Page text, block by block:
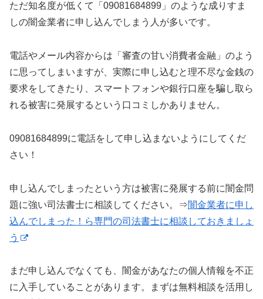
ただ知名度が低くて「09081684899」のような成りすま
しの闇金業者に申し込んでしまう人が多いです。
電話やメール内容からは「審査の甘い消費者金融」のよう
に思ってしまいますが、実際に申し込むと理不尽な金銭の
要求をしてきたり、スマートフォンや銀行口座を騙し取ら
れる被害に発展するという口コミしかありません。
09081684899に電話をして申し込まないようにしてくだ
さい！
申し込んでしまったという方は被害に発展する前に闇金問
題に強い司法書士に相談してください。⇒闇金業者に申し
込んでしまった！ら専門の司法書士に相談しておきましょ
う
まだ申し込んでなくても、闇金があなたの個人情報を不正
に入手していることがあります。まずは無料相談を活用し